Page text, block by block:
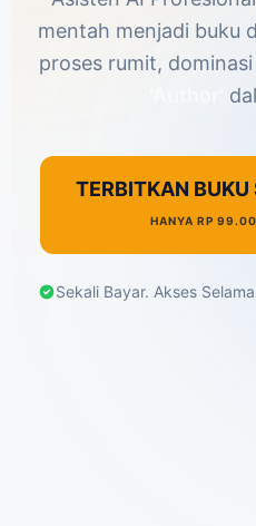
mentah menjadi buku
proses rumit,
TERBITKAN
HANYA RP
Sekali Bayar. Akses